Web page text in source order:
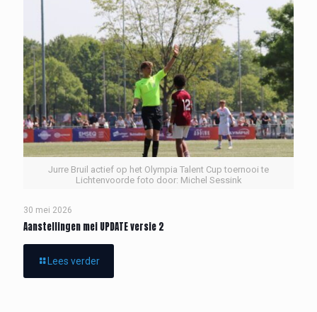
Jurre Bruil actief op het Olympia Talent Cup toernooi te
Lichtenvoorde foto door: Michel Sessink
30 mei 2026
Aanstellingen mei UPDATE versie 2
Lees verder